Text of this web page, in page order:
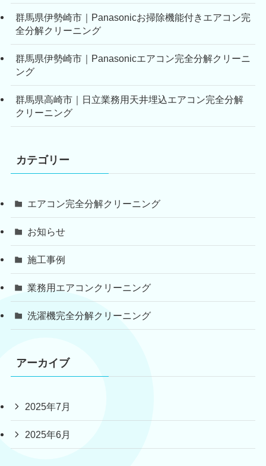
群馬県伊勢崎市｜Panasonicお掃除機能付きエアコン完
全分解クリーニング
群馬県伊勢崎市｜Panasonicエアコン完全分解クリーニ
ング
群馬県高崎市｜日立業務用天井埋込エアコン完全分解
クリーニング
カテゴリー
エアコン完全分解クリーニング
お知らせ
施工事例
業務用エアコンクリーニング
洗濯機完全分解クリーニング
アーカイブ
2025年7月
2025年6月